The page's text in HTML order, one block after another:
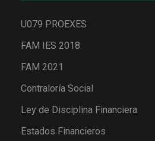
U079 PROEXES
FAM IES 2018
FAM 2021
Contraloría Social
Ley de Disciplina Financiera
Estados Financieros